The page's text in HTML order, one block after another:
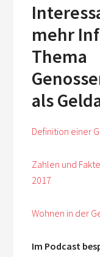
mehr
Thema
als
Definition einer
Zahlen und
2017
Wohnen in der
Im Podcast